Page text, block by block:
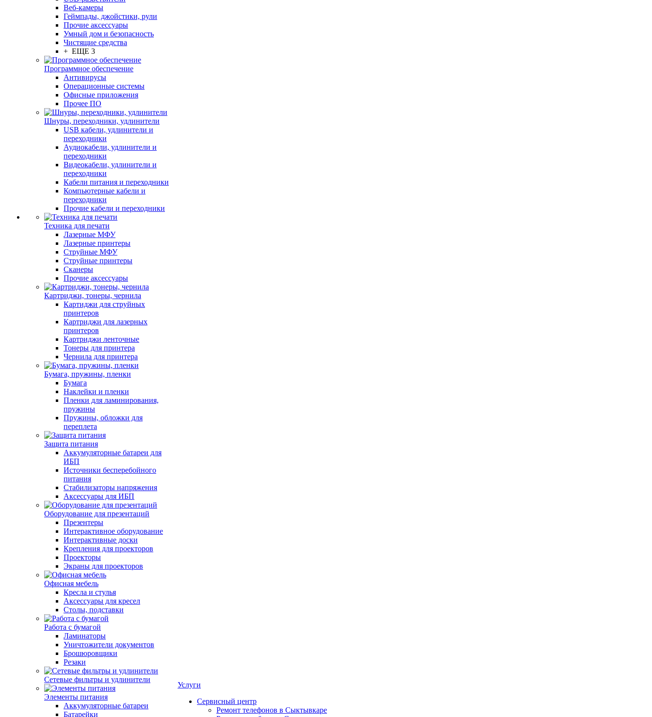
Веб-камеры
Геймпады, джойстики, рули
Прочие аксессуары
Умный дом и безопасность
Чистящие средства
+ ЕЩЕ 3
Программное обеспечение
Антивирусы
Операционные системы
Офисные приложения
Прочее ПО
Шнуры, переходники, удлинители
USB кабели, удлинители и
переходники
Аудиокабели, удлинители и
переходники
Видеокабели, удлинители и
переходники
Кабели питания и переходники
Компьютерные кабели и
переходники
Прочие кабели и переходники
Техника для печати
Лазерные МФУ
Лазерные принтеры
Струйные МФУ
Струйные принтеры
Сканеры
Прочие аксессуары
Картриджи, тонеры, чернила
Картиджи для струйных
принтеров
Картриджи для лазерных
принтеров
Картриджи ленточные
Тонеры для принтера
Чернила для принтера
Бумага, пружины, пленки
Бумага
Наклейки и пленки
Пленки для ламинирования,
пружины
Пружины, обложки для
переплета
Защита питания
Аккумуляторные батареи для
ИБП
Источники бесперебойного
питания
Стабилизаторы напряжения
Аксессуары для ИБП
Оборудование для презентаций
Презентеры
Интерактивное оборудование
Интерактивные доски
Крепления для проекторов
Проекторы
Экраны для проекторов
Офисная мебель
Кресла и стулья
Аксессуары для кресел
Столы, подставки
Работа с бумагой
Ламинаторы
Уничтожители документов
Брошюровщики
Резаки
Сетевые фильтры и удлинители
Элементы питания
Аккумуляторные батареи
Батарейки
Услуги
Сервисный центр
Ремонт телефонов в Сыктывкаре